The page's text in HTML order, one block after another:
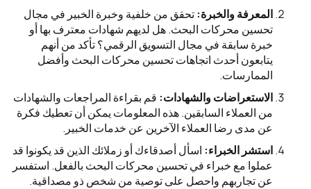
المعرفة والخبرة: تحقق من خلفية وخبرة الخبير في مجال
تحسين محركات البحث. هل لديهم شهادات معترف بها أو
خبرة سابقة في مجال التسويق الرقمي؟ تأكد من أنهم
يتابعون أحدث اتجاهات تحسين محركات البحث وأفضل
الممارسات.
الاستعراضات والشهادات: قم بقراءة المراجعات والشهادات
من العملاء السابقين. هذه المعلومات يمكن أن تعطيك فكرة
عن مدى رضا العملاء الآخرين عن خدمات الخبير.
استشر الخبراء: اسأل أصدقاءك أو زملائك الذين قد يكونوا قد
عملوا مع خبراء في تحسين محركات البحث بالفعل. استفسر
عن تجاربهم واحصل على توصية من شخص ذو مصداقية.